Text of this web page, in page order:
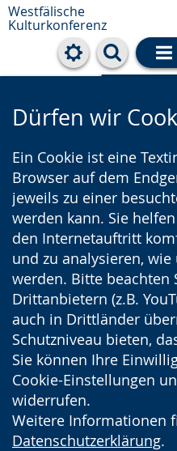
Westfälische
Kulturkonferenz
Cookie-
Dürfen wir
Ein Cookie ist eine
Browser auf dem
jeweils zu einer
werden kann. Sie
den Internetauftritt
und zu analysieren,
werden. Bitte beachten
Drittanbietern (z.B.
auch in Drittländer
Schutzniveau bieten,
Sie können Ihre
Cookie-Einstellungen
widerrufen.
Weitere Informationen
Datenschutzerklärung.